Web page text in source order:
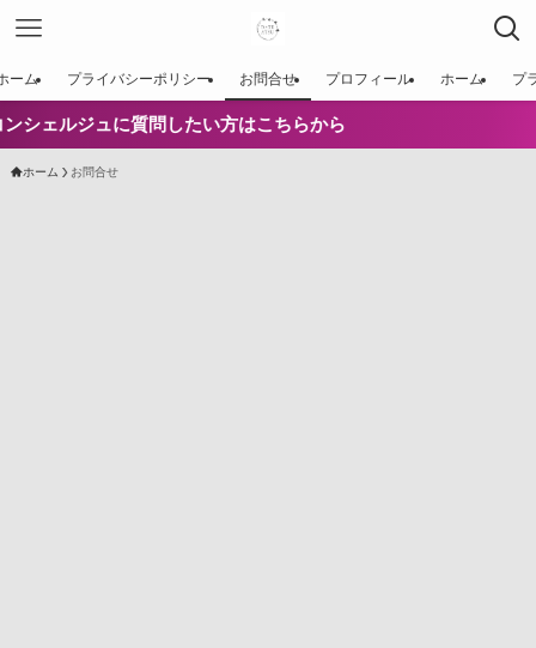
ーム プライバシーポリシー お問合せ プロフィール ホーム プ
ェルジュに質問したい方はこちらから
ホーム お問合せ